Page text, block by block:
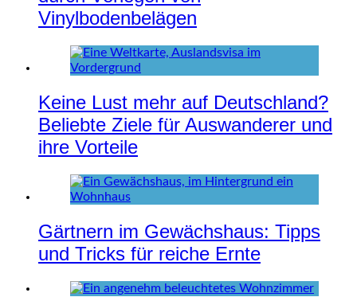
Vinylbodenbelägen
Keine Lust mehr auf Deutschland?
Beliebte Ziele für Auswanderer und
ihre Vorteile
Gärtnern im Gewächshaus: Tipps
und Tricks für reiche Ernte